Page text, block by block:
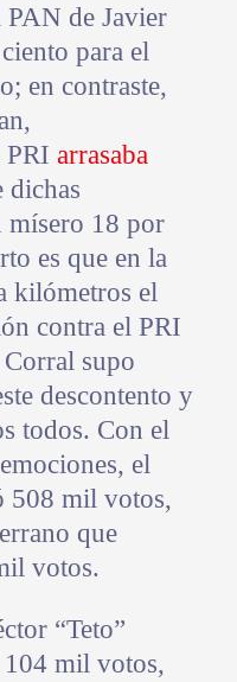
PAN de Javier
para el
en contraste,
PRI arrasaba
dichas
mísero 18 por
es que en la
kilómetros el
contra el PRI
supo
descontento y
todos. Con el
el
508 mil votos,
que
votos.
“Teto”
mil votos,